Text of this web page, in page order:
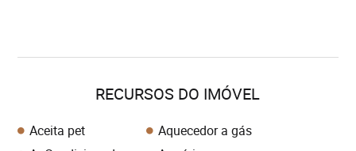
RECURSOS DO IMÓVEL
Aceita pet
Aquecedor a gás